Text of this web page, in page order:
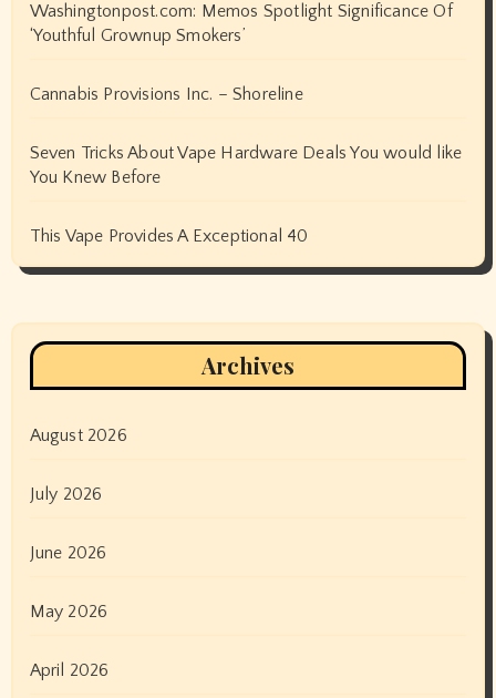
Washingtonpost.com: Memos Spotlight Significance Of
‘Youthful Grownup Smokers’
Cannabis Provisions Inc. – Shoreline
Seven Tricks About Vape Hardware Deals You would like
You Knew Before
This Vape Provides A Exceptional 40
Archives
August 2026
July 2026
June 2026
May 2026
April 2026